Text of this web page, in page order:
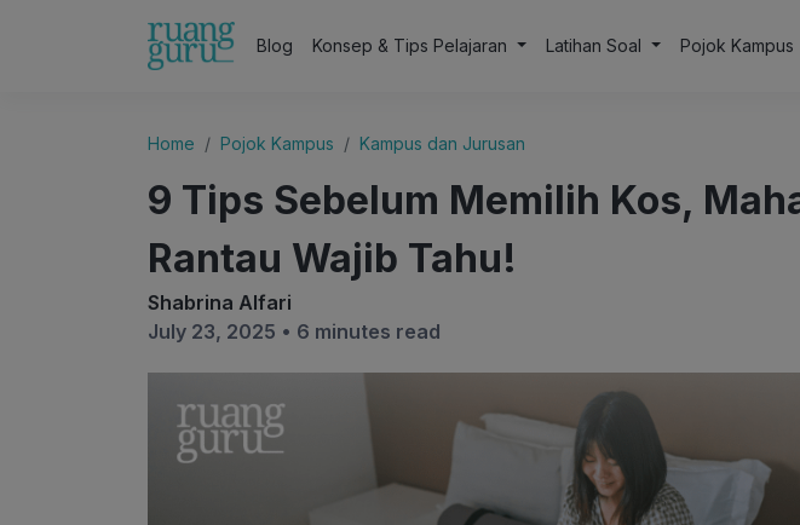
Blog Konsep & Tips Pelajaran Latihan Soal Pojok Kampus
Home Pojok Kampus Kampus dan Jurusan
9 Tips Sebelum Memilih Kos,
Rantau Wajib Tahu!
Shabrina Alfari
July 23, 2025 • 6 minutes read